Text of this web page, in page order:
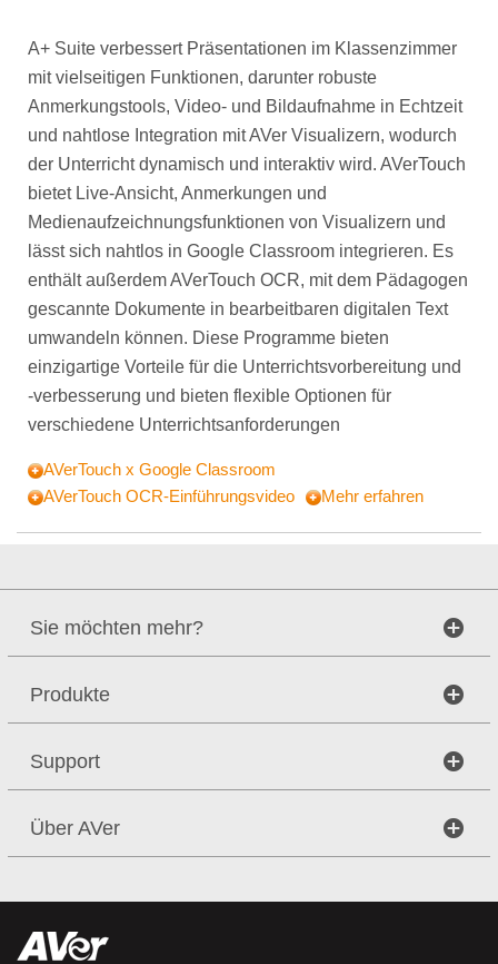
A+ Suite verbessert Präsentationen im Klassenzimmer
mit vielseitigen Funktionen, darunter robuste
Anmerkungstools, Video- und Bildaufnahme in Echtzeit
und nahtlose Integration mit AVer Visualizern, wodurch
der Unterricht dynamisch und interaktiv wird. AVerTouch
bietet Live-Ansicht, Anmerkungen und
Medienaufzeichnungsfunktionen von Visualizern und
lässt sich nahtlos in Google Classroom integrieren. Es
enthält außerdem AVerTouch OCR, mit dem Pädagogen
gescannte Dokumente in bearbeitbaren digitalen Text
umwandeln können. Diese Programme bieten
einzigartige Vorteile für die Unterrichtsvorbereitung und
-verbesserung und bieten flexible Optionen für
verschiedene Unterrichtsanforderungen
AVerTouch x Google Classroom
AVerTouch OCR-Einführungsvideo
Mehr erfahren
Sie möchten mehr?
Produkte
Support
Über AVer